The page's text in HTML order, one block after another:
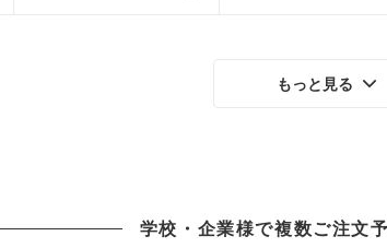
もっと見る
学校・企業様で複数ご注文